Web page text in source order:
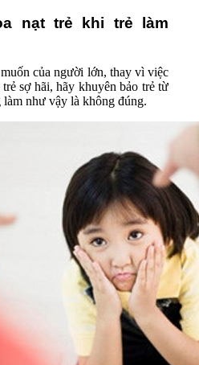
nạt trẻ khi trẻ làm
của người lớn, thay vì việc
sợ hãi, hãy khuyên bảo trẻ từ
như vậy là không đúng.